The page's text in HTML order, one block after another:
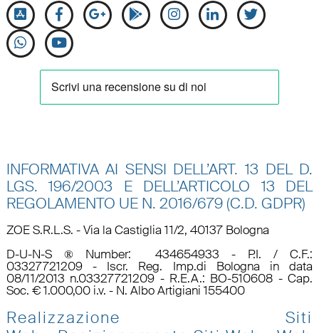
INFORMATIVA AI SENSI DELL’ART. 13 DEL D.
LGS. 196/2003 E DELL’ARTICOLO 13 DEL
REGOLAMENTO UE N. 2016/679 (C.D. GDPR)
ZOE S.R.L.S. - Via la Castiglia 11/2, 40137 Bologna
D-U-N-S ® Number: 434654933 - P.I. / C.F.:
03327721209 - Iscr. Reg. Imp.di Bologna in data
08/11/2013 n.03327721209 - R.E.A.: BO-510608 - Cap.
Soc. € 1.000,00 i.v. - N. Albo Artigiani 155400
Realizzazione Siti